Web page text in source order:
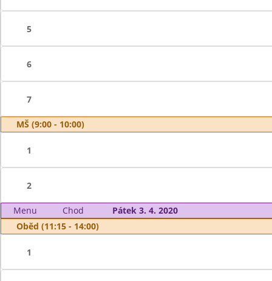
5
6
7
MŠ (9:00 - 10:00)
1
2
Menu Chod
Pátek 3. 4. 2020
Oběd (11:15 - 14:00)
1